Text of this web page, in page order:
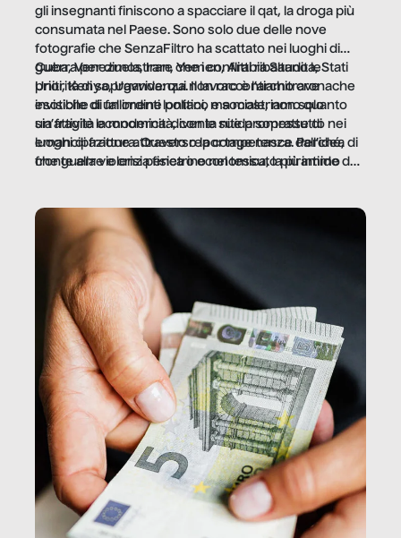
gli insegnanti finiscono a spacciare il qat, la droga più
consumata nel Paese. Sono solo due delle nove
fotografie che SenzaFiltro ha scattato nei luoghi di
guerra per dimostrare che i conflitti ribaltano le
priorità di sopravvivenza. Il lavoro è l’architrave
invisibile di un ordine politico e sociale, non solo
un’attività economica: diventa nitida soprattutto nei
luoghi di frattura. Questo reportage nasce dall’idea
che guerre e crisi penetrino nel tessuto più intimo
Cuba, Venezuela, Iran, Yemen, Arabia Saudita, Stati
Uniti, Kenya, Uganda: qui non raccontiamo cronache
esotiche di fallimenti lontani, ma mostriamo quanto
sia fragile la modernità, con le sue promesse di
emancipazione attraverso la competenza. Perché, di
fronte alla violenza fisica o economica, la piramide del